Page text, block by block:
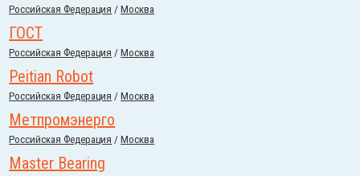
Российcкая Федерация /Москва
ГОСТ
Российcкая Федерация /Москва
Peitian Robot
Российcкая Федерация /Москва
Метпромэнерго
Российcкая Федерация /Москва
Master Bearing